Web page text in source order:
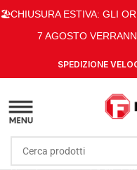
🏖️CHIUSURA ESTIVA: GLI
7 AGOSTO
SPEDIZIONE
Home Shop